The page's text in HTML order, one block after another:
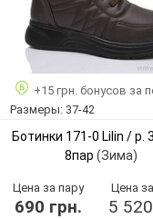
+15 грн. бонусов за
Размеры: 37-42
Ботинки 171-0 Lilin / p.
8пар (Зима)
Цена за пару
690 грн.
Цена
5